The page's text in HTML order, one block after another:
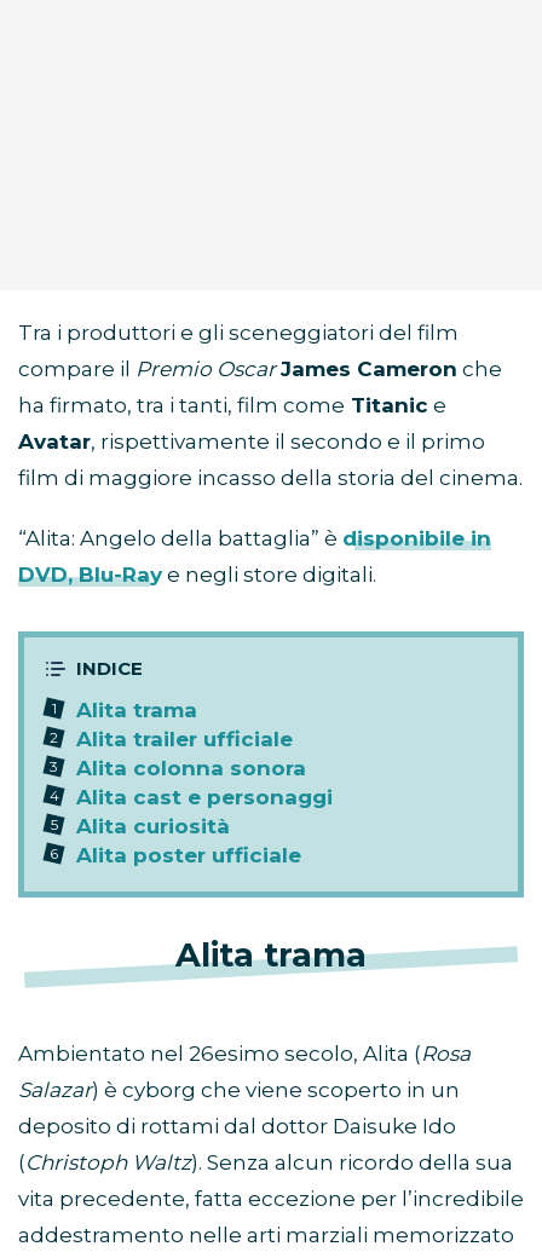
Tra i produttori e gli sceneggiatori del film
compare il Premio Oscar James Cameron che
ha firmato, tra i tanti, film come Titanic e
Avatar, rispettivamente il secondo e il primo
film di maggiore incasso della storia del cinema.
“Alita: Angelo della battaglia” è disponibile in
DVD, Blu-Ray e negli store digitali.
Alita trama
Alita trailer ufficiale
Alita colonna sonora
Alita cast e personaggi
Alita curiosità
Alita poster ufficiale
Alita trama
Ambientato nel 26esimo secolo, Alita (Rosa
Salazar) è cyborg che viene scoperto in un
deposito di rottami dal dottor Daisuke Ido
(Christoph Waltz). Senza alcun ricordo della sua
vita precedente, fatta eccezione per l’incredibile
addestramento nelle arti marziali memorizzato